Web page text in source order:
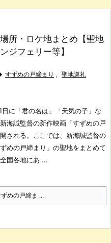
所・ロケ地まとめ【聖地
ジフェリー等】
すずめの戸締まり , 聖地巡礼
日に「君の名は」「天気の子」な
海誠監督の新作映画「すずめの戸
される。
ここでは、新海誠監督の
めの戸締まり」の聖地をまとめて
国各地にあ ...
めの戸締ま ...